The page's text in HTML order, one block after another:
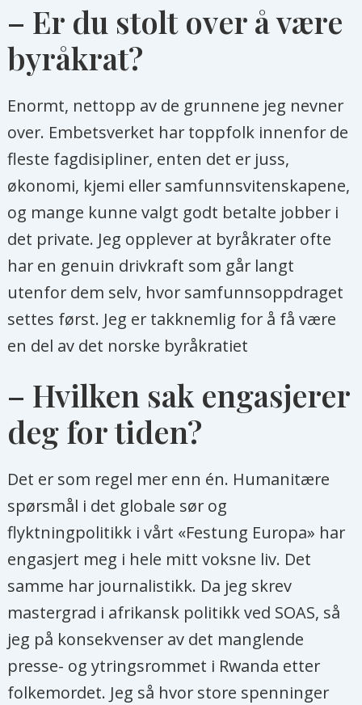
– Er du stolt over å være
byråkrat?
Enormt, nettopp av de grunnene jeg nevner
over. Embetsverket har toppfolk innenfor de
fleste fagdisipliner, enten det er juss,
økonomi, kjemi eller samfunnsvitenskapene,
og mange kunne valgt godt betalte jobber i
det private. Jeg opplever at byråkrater ofte
har en genuin drivkraft som går langt
utenfor dem selv, hvor samfunnsoppdraget
settes først. Jeg er takknemlig for å få være
en del av det norske byråkratiet
– Hvilken sak engasjerer
deg for tiden?
Det er som regel mer enn én. Humanitære
spørsmål i det globale sør og
flyktningpolitikk i vårt «Festung Europa» har
engasjert meg i hele mitt voksne liv. Det
samme har journalistikk. Da jeg skrev
mastergrad i afrikansk politikk ved SOAS, så
jeg på konsekvenser av det manglende
presse- og ytringsrommet i Rwanda etter
folkemordet. Jeg så hvor store spenninger